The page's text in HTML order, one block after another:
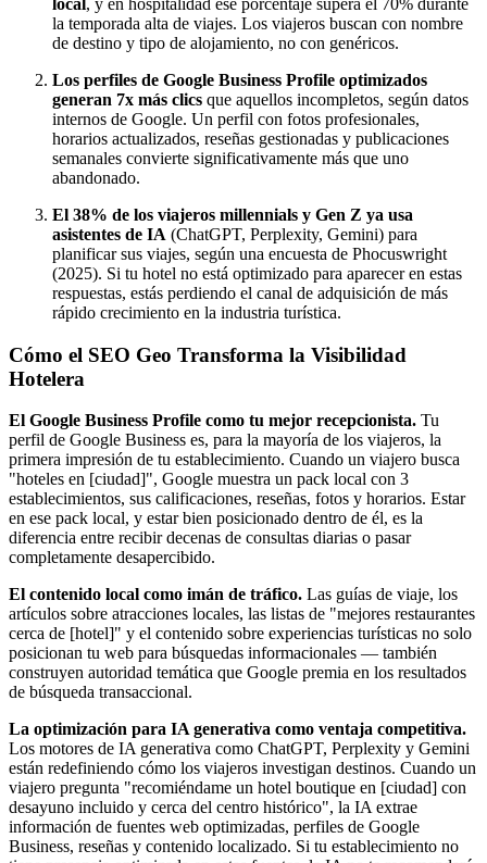
local, y en hospitalidad ese porcentaje supera el 70% durante
la temporada alta de viajes. Los viajeros buscan con nombre
de destino y tipo de alojamiento, no con genéricos.
Los perfiles de Google Business Profile optimizados
generan 7x más clics que aquellos incompletos, según datos
internos de Google. Un perfil con fotos profesionales,
horarios actualizados, reseñas gestionadas y publicaciones
semanales convierte significativamente más que uno
abandonado.
El 38% de los viajeros millennials y Gen Z ya usa
asistentes de IA (ChatGPT, Perplexity, Gemini) para
planificar sus viajes, según una encuesta de Phocuswright
(2025). Si tu hotel no está optimizado para aparecer en estas
respuestas, estás perdiendo el canal de adquisición de más
rápido crecimiento en la industria turística.
Cómo el SEO Geo Transforma la Visibilidad
Hotelera
El Google Business Profile como tu mejor recepcionista. Tu
perfil de Google Business es, para la mayoría de los viajeros, la
primera impresión de tu establecimiento. Cuando un viajero busca
"hoteles en [ciudad]", Google muestra un pack local con 3
establecimientos, sus calificaciones, reseñas, fotos y horarios. Estar
en ese pack local, y estar bien posicionado dentro de él, es la
diferencia entre recibir decenas de consultas diarias o pasar
completamente desapercibido.
El contenido local como imán de tráfico. Las guías de viaje, los
artículos sobre atracciones locales, las listas de "mejores restaurantes
cerca de [hotel]" y el contenido sobre experiencias turísticas no solo
posicionan tu web para búsquedas informacionales — también
construyen autoridad temática que Google premia en los resultados
de búsqueda transaccional.
La optimización para IA generativa como ventaja competitiva.
Los motores de IA generativa como ChatGPT, Perplexity y Gemini
están redefiniendo cómo los viajeros investigan destinos. Cuando un
viajero pregunta "recomiéndame un hotel boutique en [ciudad] con
desayuno incluido y cerca del centro histórico", la IA extrae
información de fuentes web optimizadas, perfiles de Google
Business, reseñas y contenido localizado. Si tu establecimiento no